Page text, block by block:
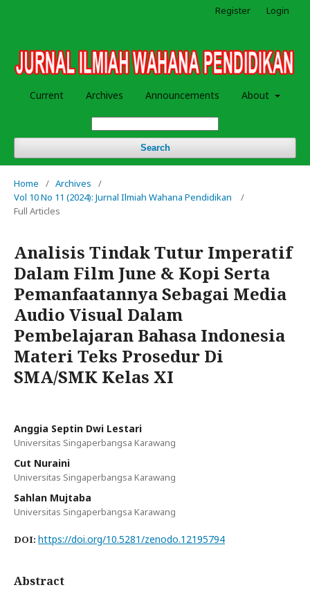
Current Archives Announcements About
Search
Register Login
Home / Archives
/
Vol 10 No 11 (2024): Jurnal Ilmiah Wahana Pendidikan
/
Full Articles
Analisis Tindak Tutur Imperatif
Dalam Film June & Kopi Serta
Pemanfaatannya Sebagai Media
Audio Visual Dalam
Pembelajaran Bahasa Indonesia
Materi Teks Prosedur Di
SMA/SMK Kelas XI
Anggia Septin Dwi Lestari
Universitas Singaperbangsa Karawang
Cut Nuraini
Universitas Singaperbangsa Karawang
Sahlan Mujtaba
Universitas Singaperbangsa Karawang
DOI: https://doi.org/10.5281/zenodo.12195794
Abstract